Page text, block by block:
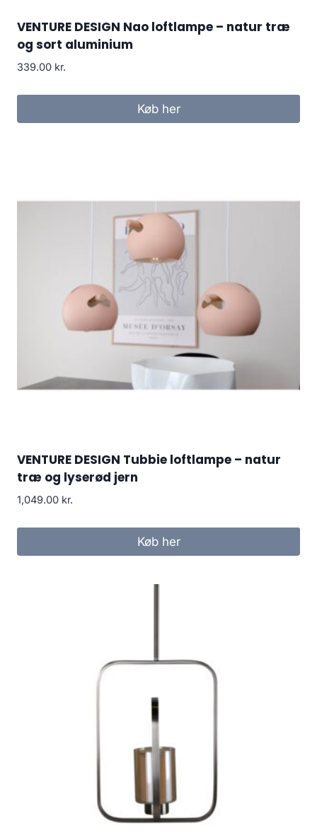
VENTURE DESIGN Nao loftlampe – natur træ
og sort aluminium
339.00 kr.
Køb her
VENTURE DESIGN Tubbie loftlampe – natur
træ og lyserød jern
1,049.00 kr.
Køb her